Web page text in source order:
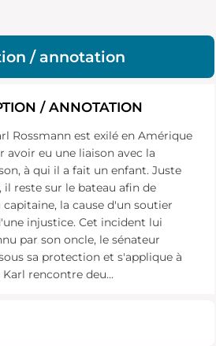
/ annotation
/ ANNOTATION
Rossmann est exilé en Amérique
avoir eu une liaison avec la
à qui il a fait un enfant. Juste
il reste sur le bateau afin de
la cause d'un soutier
injustice. Cet incident lui
par son oncle, le sénateur
sa protection et s'applique à
rencontre deu...